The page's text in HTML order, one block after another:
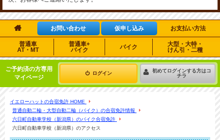
 お問い合わせ 仮申し込み お支払い方法
普通車
AT・MT
普通車+
バイク
バイク
大型・大特・
けん引・二種
ご予約済の方専用
マイページ
ログイン
初めてログインする方はコ
チラ
イエローハットの合宿免許 HOME
普通自動二輪・大型自動二輪（バイク）の合宿免許情報
六日町自動車学校（新潟県）のバイク合宿免許
六日町自動車学校（新潟県）のアクセス